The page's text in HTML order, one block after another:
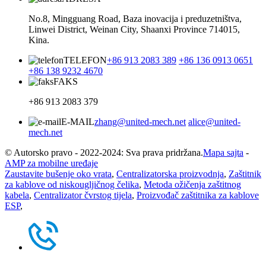
No.8, Mingguang Road, Baza inovacija i preduzetništva,
Linwei District, Weinan City, Shaanxi Province 714015,
Kina.
TELEFON+86 913 2083 389 +86 136 0913 0651
+86 138 9232 4670
FAKS
+86 913 2083 379
E-MAILzhang@united-mech.net alice@united-
mech.net
© Autorsko pravo - 2022-2024: Sva prava pridržana.Mapa sajta -
AMP za mobilne uređaje
Zaustavite bušenje oko vrata, Centralizatorska proizvodnja, Zaštitnik
za kablove od niskougljičnog čelika, Metoda ožičenja zaštitnog
kabela, Centralizator čvrstog tijela, Proizvođač zaštitnika za kablove
ESP,